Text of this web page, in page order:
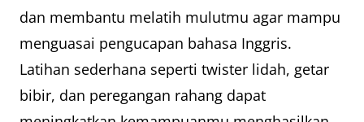
dan membantu melatih mulutmu agar mampu
menguasai pengucapan bahasa Inggris.
Latihan sederhana seperti twister lidah, getar
bibir, dan peregangan rahang dapat